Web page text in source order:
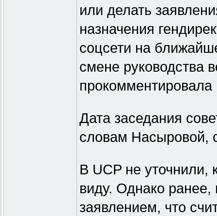
или делать
назначения
соцсети на
смене руководства
Дата заседания
словам Насыровой,
В UCP не уточнили,
виду. Однако
заявлением, что